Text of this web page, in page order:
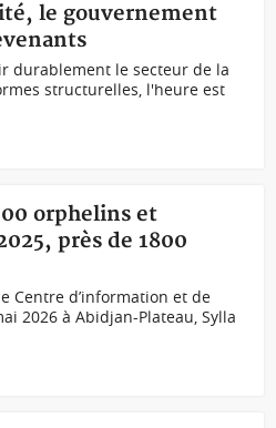
le gouvernement
durablement le secteur de la
structurelles, l'heure est
orphelins et
près de 1800
Centre d’information et de
2026 à Abidjan-Plateau, Sylla